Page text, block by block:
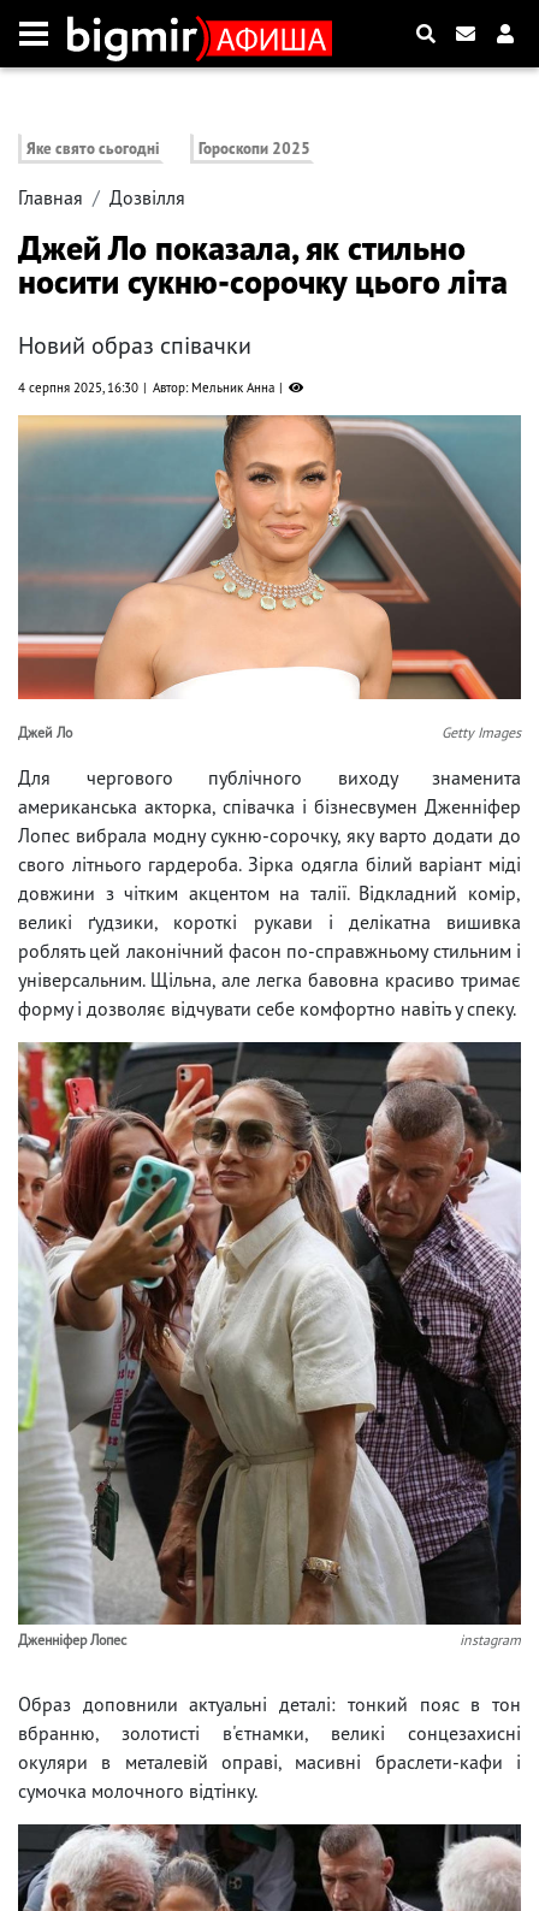
Яке свято сьогодні Гороскопи 2025
Главная Дозвілля
Джей Ло показала, як стильно
носити сукню-сорочку цього літа
Новий образ співачки
4 серпня 2025, 16:30 Автор: Мельник Анна
Джей Ло Getty Images
Для чергового публічного виходу знаменита
американська акторка, співачка і бізнесвумен Дженніфер
Лопес вибрала модну сукню-сорочку, яку варто додати до
свого літнього гардероба. Зірка одягла білий варіант міді
довжини з чітким акцентом на талії. Відкладний комір,
великі ґудзики, короткі рукави і делікатна вишивка
роблять цей лаконічний фасон по-справжньому стильним і
універсальним. Щільна, але легка бавовна красиво тримає
форму і дозволяє відчувати себе комфортно навіть у спеку.
Дженніфер Лопес instagram
Образ доповнили актуальні деталі: тонкий пояс в тон
вбранню, золотисті в'єтнамки, великі сонцезахисні
окуляри в металевій оправі, масивні браслети-кафи і
сумочка молочного відтінку.